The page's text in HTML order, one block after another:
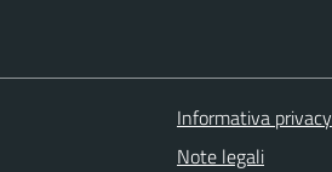
Informativa privacy
Note legali